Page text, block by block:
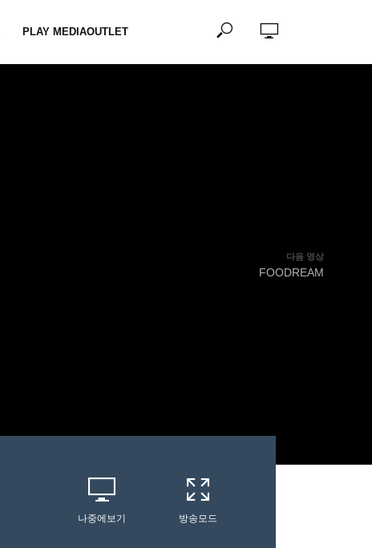
PLAY MEDIAOUTLET
다음 영상
FOODREAM
나중에보기 방송모드